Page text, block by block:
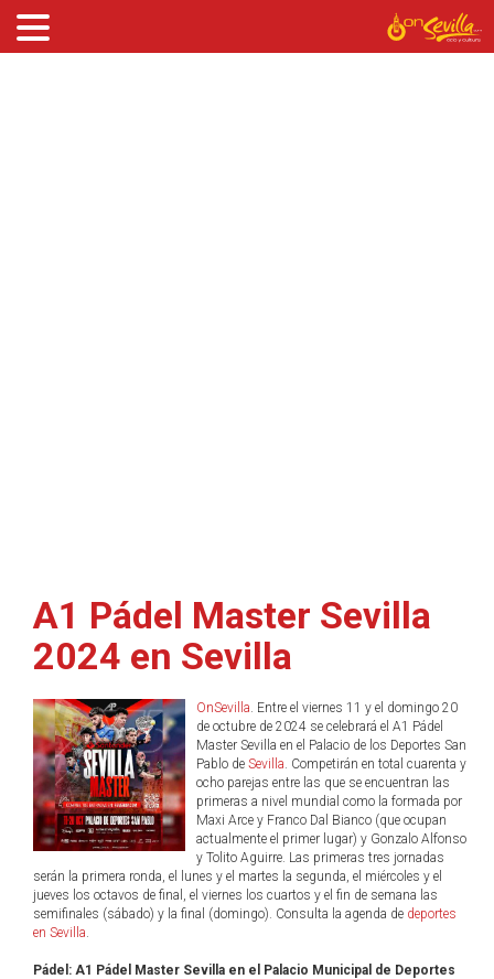
A1 Pádel Master Sevilla
2024 en Sevilla
OnSevilla. Entre el viernes 11 y el domingo 20
de octubre de 2024 se celebrará el A1 Pádel
Master Sevilla en el Palacio de los Deportes San
Pablo de Sevilla. Competirán en total cuarenta y
ocho parejas entre las que se encuentran las
primeras a nivel mundial como la formada por
Maxi Arce y Franco Dal Bianco (que ocupan
actualmente el primer lugar) y Gonzalo Alfonso
y Tolito Aguirre. Las primeras tres jornadas
serán la primera ronda, el lunes y el martes la segunda, el miércoles y el
jueves los octavos de final, el viernes los cuartos y el fin de semana las
semifinales (sábado) y la final (domingo). Consulta la agenda de deportes
en Sevilla.
Pádel: A1 Pádel Master Sevilla en el Palacio Municipal de Deportes